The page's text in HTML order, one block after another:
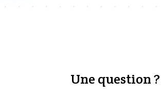
Une question ?